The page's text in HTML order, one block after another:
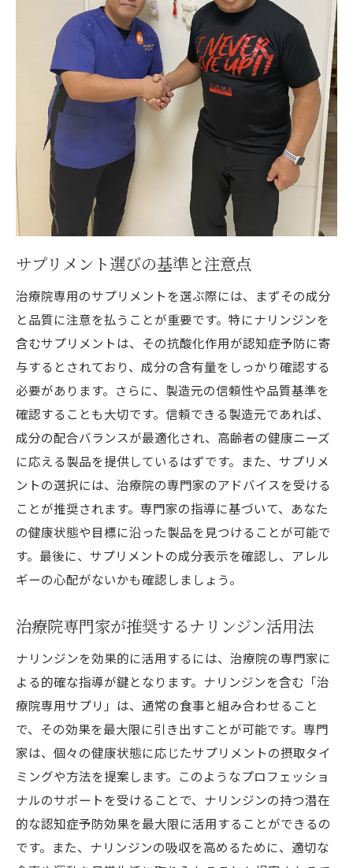
サプリメント選びの基準と注意点
治療院専用のサプリメントを選ぶ際には、まずその成分
と品質に注意を払うことが重要です。特にナリンジンを
含むサプリメントは、その抗酸化作用が認知症予防に寄
与するとされており、成分の含有量をしっかり確認する
必要があります。さらに、製造元の信頼性や品質基準を
確認することも大切です。信頼できる製造元であれば、
成分の配合バランスが最適化され、高齢者の健康ニーズ
に応える製品を提供しているはずです。また、サプリメ
ントの選択には、治療院の専門家のアドバイスを受ける
ことが推奨されます。専門家の指導に基づいて、あなた
の健康状態や目標に沿った製品を見つけることが可能で
す。最後に、サプリメントの成分表示を確認し、アレル
ギーの心配がないかも確認しましょう。
治療院専門家が推奨するナリンジン活用法
ナリンジンを効果的に活用するには、治療院の専門家に
よる的確な指導が鍵となります。ナリンジンを含む「治
療院専用サプリ」は、通常の食事と組み合わせること
で、その効果を最大限に引き出すことが可能です。専門
家は、個々の健康状態に応じたサプリメントの摂取タイ
ミングや方法を提案します。このようなプロフェッショ
ナルのサポートを受けることで、ナリンジンの持つ潜在
的な認知症予防効果を最大限に活用することができるの
です。また、ナリンジンの吸収を高めるために、適切な